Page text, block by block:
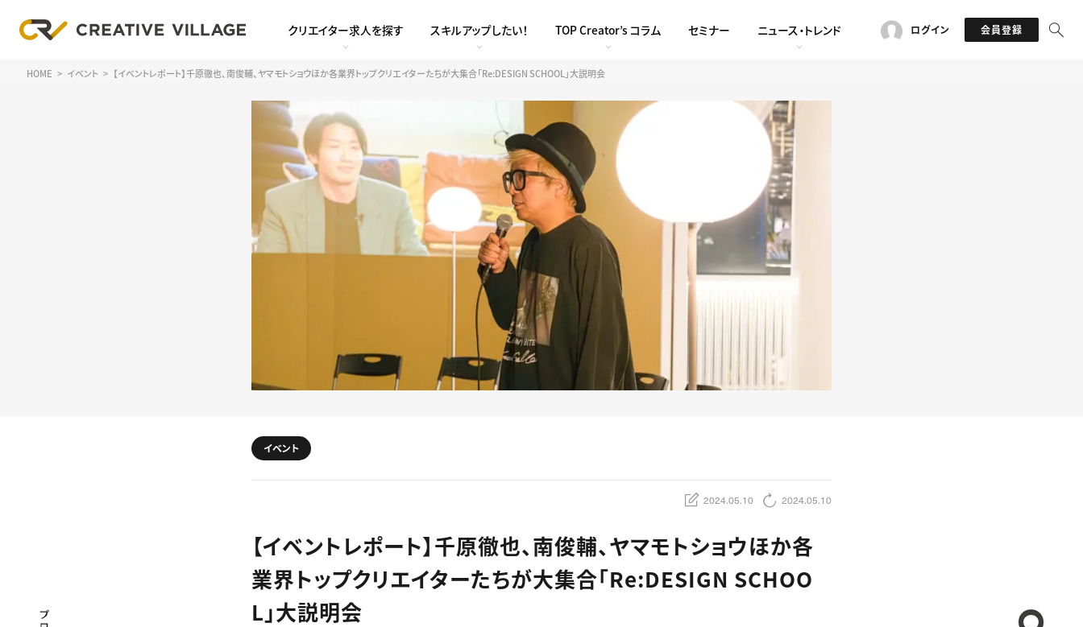
クリエイター求人を探す スキルアップしたい！ TOP Creator’s コラム セミナー ニュース・トレンド ログイン 会員登録
HOME イベント 【イベントレポート】千原徹也、南俊輔、ヤマモトショウほか各業界トップクリエイターたちが大集合「Re:DESIGN SCHOOL」大説明会
プロフェッショナル×つながる×メディア
イベント
2024.05.10 2024.05.10
【イベントレポート】千原徹也、南俊輔、ヤマモトショウほか各
業界トップクリエイターたちが大集合「Re:DESIGN SCHOO
L」大説明会